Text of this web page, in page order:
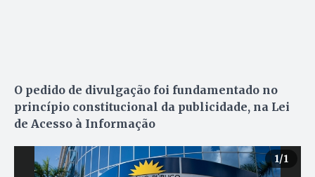
O pedido de divulgação foi fundamentado no
princípio constitucional da publicidade, na Lei
de Acesso à Informação
1/1